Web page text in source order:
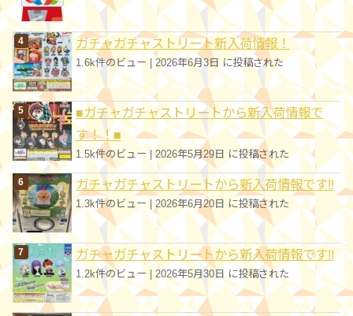
ガチャガチャストリート新入荷情報！
1.6k件のビュー | 2026年6月3日 に投稿された
■ガチャガチャストリートから新入荷情報で
す！！■
1.5k件のビュー|2026年5月29日 に投稿された
ガチャガチャストリートから新入荷情報です!!
1.3k件のビュー| 2026年6月20日 に投稿された
ガチャガチャストリートから新入荷情報です!!
1.2k件のビュー 2026年5月30日 に投稿された